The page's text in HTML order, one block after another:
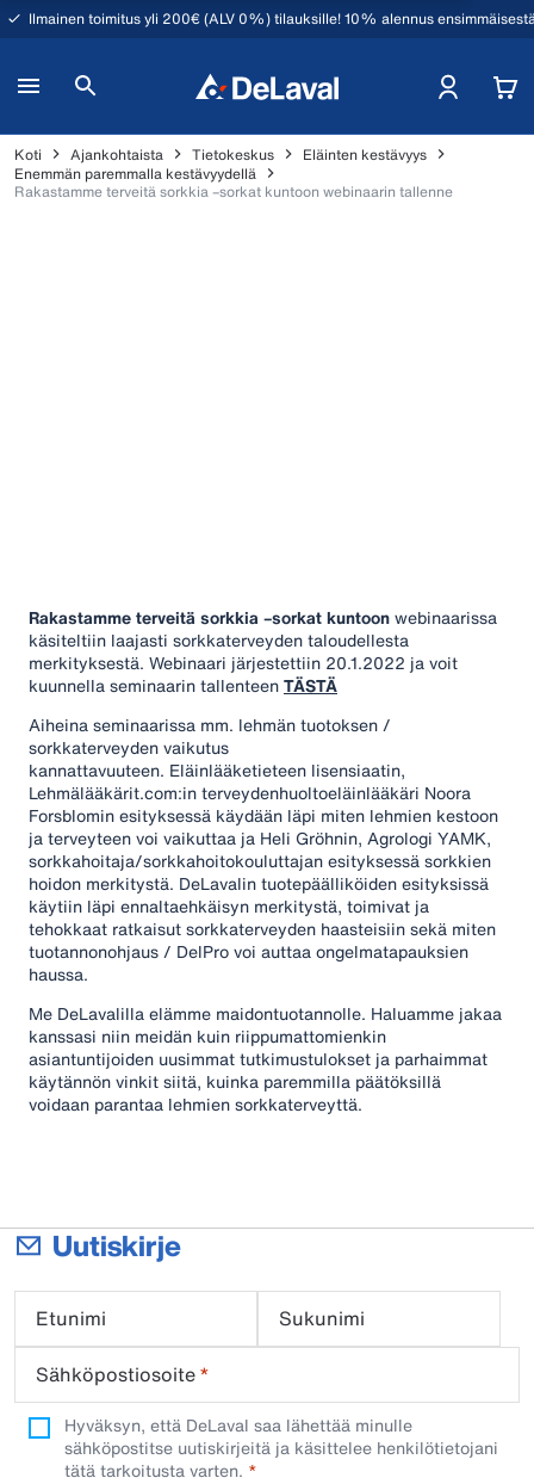
Ilmainen toimitus yli 200€ (ALV 0%) tilauksille! 10% alennus
Koti Ajankohtaista Tietokeskus
Eläinten kestävyys
Enemmän paremmalla kestävyydellä
Rakastamme terveitä sorkkia –sorkat kuntoon webinaarin tallenne
Rakastamme terveitä sorkkia –sorkat kuntoonwebinaarissa
käsiteltiin laajasti sorkkaterveyden taloudellesta
merkityksestä. Webinaari järjestettiin 20.1.2022 ja voit
kuunnella seminaarin tallenteenTÄSTÄ
Aiheina seminaarissa mm. lehmän tuotoksen /
sorkkaterveyden vaikutus
kannattavuuteen. Eläinlääketieteen lisensiaatin,
Lehmälääkärit.com:in terveydenhuoltoeläinlääkäri Noora
Forsblomin esityksessä käydään läpi miten lehmien kestoon
ja terveyteen voi vaikuttaa ja Heli Gröhnin, Agrologi YAMK,
sorkkahoitaja/sorkkahoitokouluttajan esityksessä sorkkien
hoidon merkitystä. DeLavalin tuotepäälliköiden esityksissä
käytiin läpi ennaltaehkäisyn merkitystä, toimivat ja
tehokkaat ratkaisut sorkkaterveyden haasteisiin sekä miten
tuotannonohjaus / DelPro voi auttaa ongelmatapauksien
haussa.
Me DeLavalilla elämme maidontuotannolle. Haluamme jakaa
kanssasi niin meidän kuin riippumattomienkin
asiantuntijoiden uusimmat tutkimustulokset ja parhaimmat
käytännön vinkit siitä, kuinka paremmilla päätöksillä
voidaan parantaa lehmien sorkkaterveyttä.
Uutiskirje
Etunimi
Sukunimi
Sähköpostiosoite*
Hyväksyn, että DeLaval saa lähettää minulle
sähköpostitse uutiskirjeitä ja käsittelee henkilötietojani
tätä tarkoitusta varten.